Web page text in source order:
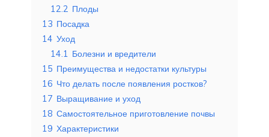
12.2 Плоды
13 Посадка
14 Уход
14.1 Болезни и вредители
15 Преимущества и недостатки культуры
16 Что делать после появления ростков?
17 Выращивание и уход
18 Самостоятельное приготовление почвы
19 Характеристики